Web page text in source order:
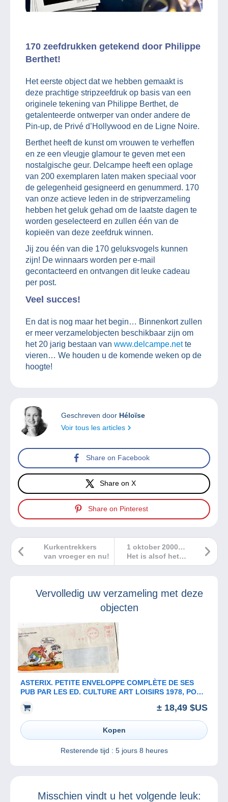
170 zeefdrukken getekend door Philippe
Berthet!
Het eerste object dat we hebben gemaakt is
deze prachtige stripzeefdruk op basis van een
originele tekening van Philippe Berthet, de
getalenteerde ontwerper van onder andere de
Pin-up, de Privé d’Hollywood en de Ligne Noire.
Berthet heeft de kunst om vrouwen te verheffen
en ze een vleugje glamour te geven met een
nostalgische geur. Delcampe heeft een oplage
van 200 exemplaren laten maken speciaal voor
de gelegenheid gesigneerd en genummerd. 170
van onze actieve leden in de stripverzameling
hebben het geluk gehad om de laatste dagen te
worden geselecteerd en zullen één van de
kopieën van deze zeefdruk winnen.
Jij zou één van die 170 geluksvogels kunnen
zijn! De winnaars worden per e-mail
gecontacteerd en ontvangen dit leuke cadeau
per post.
Veel succes!
En dat is nog maar het begin… Binnenkort zullen
er meer verzamelobjecten beschikbaar zijn om
het 20 jarig bestaan van www.delcampe.nette
vieren… We houden u de komende weken op de
hoogte!
Geschreven door Héloïse
Voir tous les articles
Share on Facebook
Share on X
Share on Pinterest
1 oktober 2000…
Het is alsof het
gisteren was!
Kurkentrekkers
van vroeger en nu!
Vervolledig uw verzameling met deze
objecten
ASTERIX. PETITE ENVELOPPE COMPLÈTE DE SES
PUB PAR LES ED. CULTURE ART LOISIRS 1978, POUR
± 18,49 $US
Kopen
Resterende tijd : 5 jours 8 heures
Misschien vindt u het volgende leuk: